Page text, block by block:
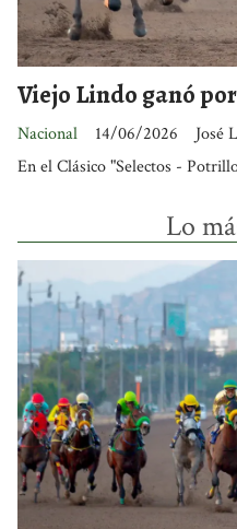
Viejo Lindo ganó
José
Nacional
14/06/2026
En el Clásico "Selectos -
Lo